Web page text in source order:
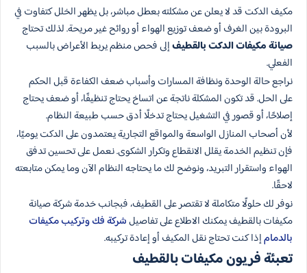
مكيف الدكت قد لا يعلن عن مشكلته بعطل مباشر، بل يظهر الخلل كتفاوت في
البرودة بين الغرف أو ضعف توزيع الهواء أو روائح غير مريحة. لذلك تحتاج
صيانة مكيفات الدكت بالقطيفإلى فحص منظم يربط الأعراض بالسبب
الفعلي.
نراجع حالة الوحدة ونظافة المسارات وأسباب ضعف الكفاءة قبل الحكم
على الحل. قد تكون المشكلة ناتجة عن اتساخ يحتاج تنظيفًا، أو ضعف يحتاج
إصلاحًا، أو قصور في التشغيل يحتاج تدخلًا أدق حسب طبيعة النظام.
لأن أصحاب المنازل الواسعة والمواقع التجارية يعتمدون على الدكت يوميًا،
فإن تنظيم الخدمة يقلل الانقطاع وتكرار الشكوى. نعمل على تحسين تدفق
الهواء واستقرار التبريد، ونوضح لك ما يحتاجه النظام الآن وما يمكن متابعته
لاحقًا.
نوفر لك حلولًا متكاملة لا تقتصر على القطيف، فبجانب خدمة شركة صيانة
مكيفات بالقطيف يمكنك الاطلاع على تفاصيلشركة فك وتركيب مكيفات
بالدمامإذا كنت تحتاج نقل المكيف أو إعادة تركيبه.
تعبئة فريون مكيفات بالقطيف